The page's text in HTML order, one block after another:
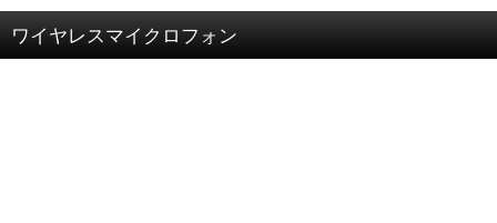
ワイヤレスマイクロフォン